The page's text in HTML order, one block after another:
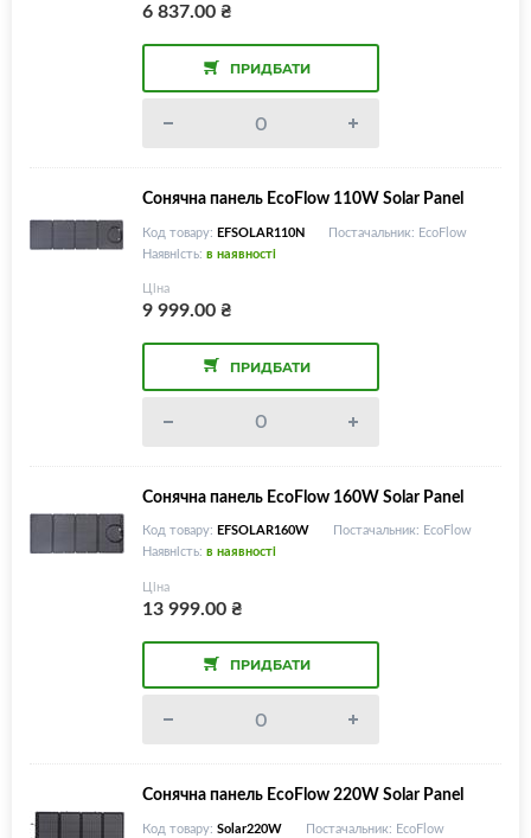
6 837.00₴
ПРИДБАТИ
Сонячна панель EcoFlow 110W Solar Panel
Код товару: EFSOLAR110N
Постачальник: EcoFlow
Наявність: в наявності
Ціна
9 999.00₴
ПРИДБАТИ
Сонячна панель EcoFlow 160W Solar Panel
Код товару: EFSOLAR160W
Постачальник: EcoFlow
Наявність: в наявності
Ціна
13 999.00₴
ПРИДБАТИ
Сонячна панель EcoFlow 220W Solar Panel
Код товару: Solar220W
Постачальник: EcoFlow